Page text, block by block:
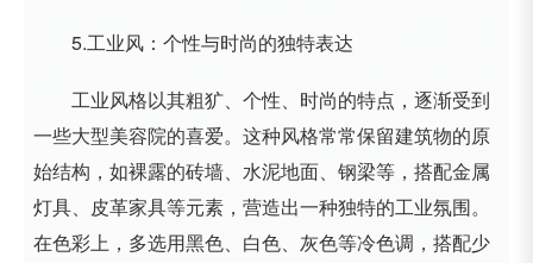
5.工业风：个性与时尚的独特表达
工业风格以其粗犷、个性、时尚的特点，逐渐受到
一些大型美容院的喜爱。这种风格常常保留建筑物的原
始结构，如裸露的砖墙、水泥地面、钢梁等，搭配金属
灯具、皮革家具等元素，营造出一种独特的工业氛围。
在色彩上，多选用黑色、白色、灰色等冷色调，搭配少